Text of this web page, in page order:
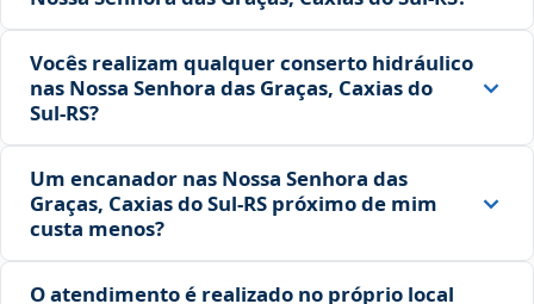
Vocês realizam qualquer conserto hidráulico
nas Nossa Senhora das Graças, Caxias do
Sul‑RS?
Um encanador nas Nossa Senhora das
Graças, Caxias do Sul‑RS próximo de mim
custa menos?
O atendimento é realizado no próprio local